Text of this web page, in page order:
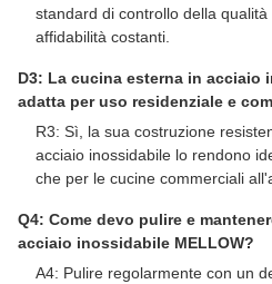
standard di controllo della
affidabilità costanti.
D3: La cucina esterna in acciaio
adatta per uso residenziale e
R3: Sì, la sua costruzione
acciaio inossidabile lo rendono
che per le cucine commerciali
Q4: Come devo pulire e
acciaio inossidabile MELLOW?
A4: Pulire regolarmente con un